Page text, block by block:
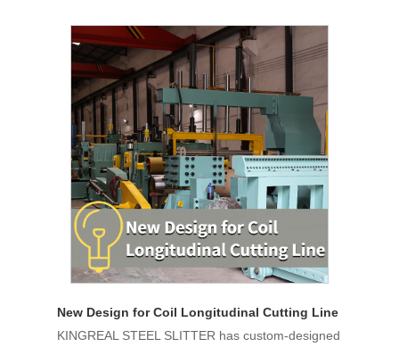
New Design for Coil Longitudinal Cutting Line
KINGREAL STEEL SLITTER has custom-designed